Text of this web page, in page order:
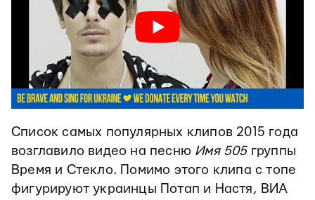
Список самых популярных клипов 2015 года
возглавило видео на песню Имя 505 группы
Время и Стекло. Помимо этого клипа с топе
фигурируют украинцы Потап и Настя, ВИА